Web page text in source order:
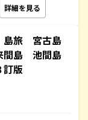
詳細を見る
島旅 宮古島
間島 池間島
版